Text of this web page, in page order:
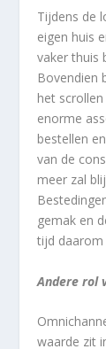
Tijdens de
eigen huis
vaker thuis
Bovendien
het
enorme
bestellen
van de
meer zal
gemak en
tijd daarom
Andere rol
waarde zit